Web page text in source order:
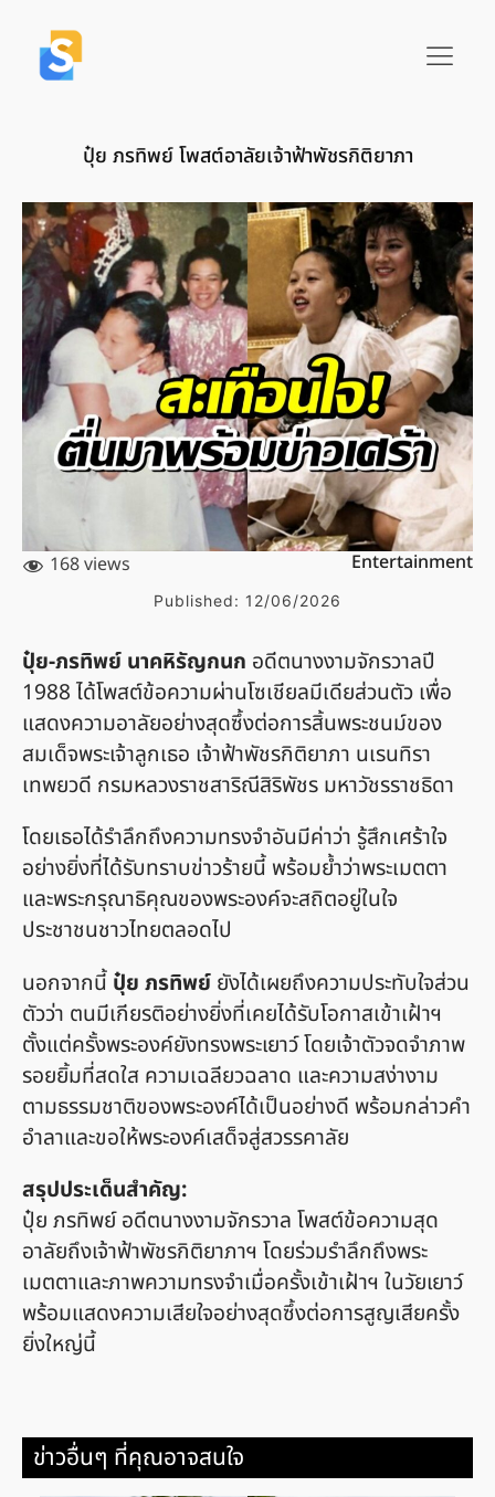
ปุ๋ย ภรทิพย์ โพสต์อาลัยเจ้าฟ้าพัชรกิติยาภา
168 views Entertainment
Published: 12/06/2026
ปุ๋ย-ภรทิพย์ นาคหิรัญกนก อดีตนางงามจักรวาลปี
1988 ได้โพสต์ข้อความผ่านโซเชียลมีเดียส่วนตัว เพื่อ
แสดงความอาลัยอย่างสุดซึ้งต่อการสิ้นพระชนม์ของ
สมเด็จพระเจ้าลูกเธอ เจ้าฟ้าพัชรกิติยาภา นเรนทิรา
เทพยวดี กรมหลวงราชสาริณีสิริพัชร มหาวัชรราชธิดา
โดยเธอได้รำลึกถึงความทรงจำอันมีค่าว่า รู้สึกเศร้าใจ
อย่างยิ่งที่ได้รับทราบข่าวร้ายนี้ พร้อมย้ำว่าพระเมตตา
และพระกรุณาธิคุณของพระองค์จะสถิตอยู่ในใจ
ประชาชนชาวไทยตลอดไป
นอกจากนี้ ปุ๋ย ภรทิพย์ ยังได้เผยถึงความประทับใจส่วน
ตัวว่า ตนมีเกียรติอย่างยิ่งที่เคยได้รับโอกาสเข้าเฝ้าฯ
ตั้งแต่ครั้งพระองค์ยังทรงพระเยาว์ โดยเจ้าตัวจดจำภาพ
รอยยิ้มที่สดใส ความเฉลียวฉลาด และความสง่างาม
ตามธรรมชาติของพระองค์ได้เป็นอย่างดี พร้อมกล่าวคำ
อำลาและขอให้พระองค์เสด็จสู่สวรรคาลัย
สรุปประเด็นสำคัญ:
ปุ๋ย ภรทิพย์ อดีตนางงามจักรวาล โพสต์ข้อความสุด
อาลัยถึงเจ้าฟ้าพัชรกิติยาภาฯ โดยร่วมรำลึกถึงพระ
เมตตาและภาพความทรงจำเมื่อครั้งเข้าเฝ้าฯ ในวัยเยาว์
พร้อมแสดงความเสียใจอย่างสุดซึ้งต่อการสูญเสียครั้ง
ยิ่งใหญ่นี้
ข่าวอื่นๆ ที่คุณอาจสนใจ